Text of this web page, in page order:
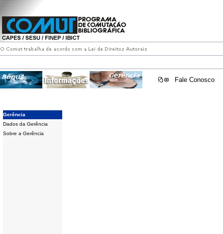
Fale Conosco
Gerência
Dados da Gerência
Sobre a Gerência